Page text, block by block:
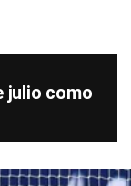
julio como